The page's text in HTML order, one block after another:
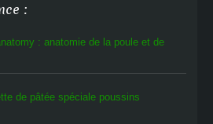
:
: anatomie de la poule et de
de pâtée spéciale poussins